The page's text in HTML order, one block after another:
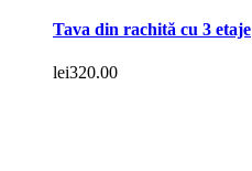
Tava din rachită cu 3 etaje
lei320.00